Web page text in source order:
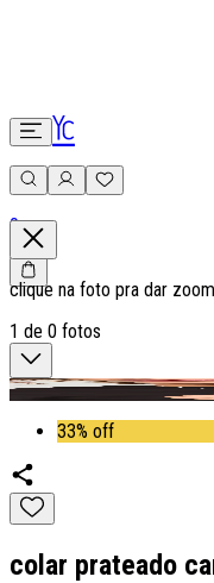
0
clique na foto pra dar zoom
1 de 0 fotos
33% off
colar prateado